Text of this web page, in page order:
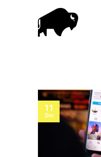
11
Dic